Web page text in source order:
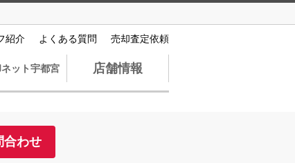
紹介 よくある質問 売却査定依頼
ット宇都宮 店舗情報
合わせ